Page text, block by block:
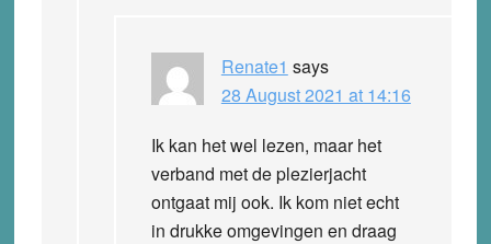
Renate1 says
28 August 2021 at 14:16
Ik kan het wel lezen, maar het
verband met de plezierjacht
ontgaat mij ook. Ik kom niet echt
in drukke omgevingen en draag